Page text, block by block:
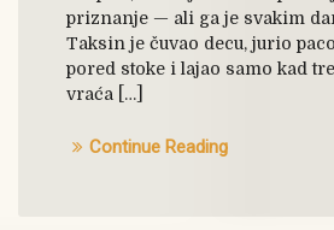
priznanje — ali ga je svakim
Taksin je čuvao decu, jurio
pored stoke i lajao samo kad
vraća […]
Continue Reading